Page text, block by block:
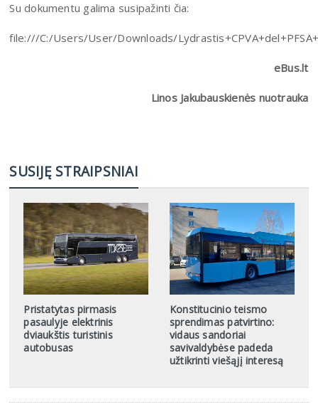
Su dokumentu galima susipažinti čia:
file:///C:/Users/User/Downloads/
eBus.lt
Linos Jakubauskienės nuotrauka
SUSIJĘ STRAIPSNIAI
Pristatytas pirmasis
pasaulyje elektrinis
dviaukštis turistinis
autobusas
Konstitucinio teismo
sprendimas patvirtino:
vidaus sandoriai
savivaldybėse padeda
užtikrinti viešąjį interesą